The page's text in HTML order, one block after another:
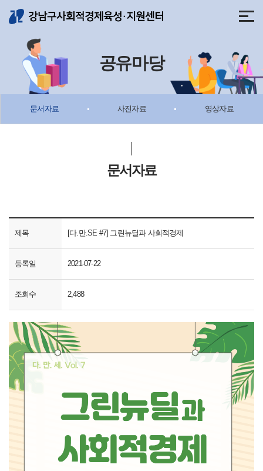
메뉴 바로가기
공유마당
문서자료 사진자료 영상자료
문서자료
제목 [다.만.SE #7] 그린뉴딜과 사회적경제
등록일 2021-07-22
조회수 2,488